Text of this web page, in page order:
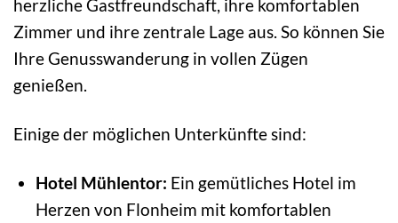
herzliche Gastfreundschaft, ihre komfortablen
Zimmer und ihre zentrale Lage aus. So können Sie
Ihre Genusswanderung in vollen Zügen
genießen.
Einige der möglichen Unterkünfte sind:
Hotel Mühlentor: Ein gemütliches Hotel im
Herzen von Flonheim mit komfortablen